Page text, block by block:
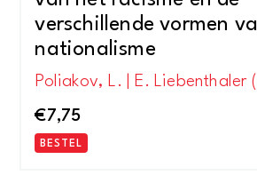
verschillende vormen
nationalisme
Poliakov, L. | E. Liebenthaler
€7,75
BESTEL